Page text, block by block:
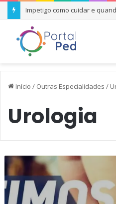
Impetigo como cuidar e
Início / Outras Especialidades /
Urologia
Fimose:
definição,
tratamentos
e
correlação